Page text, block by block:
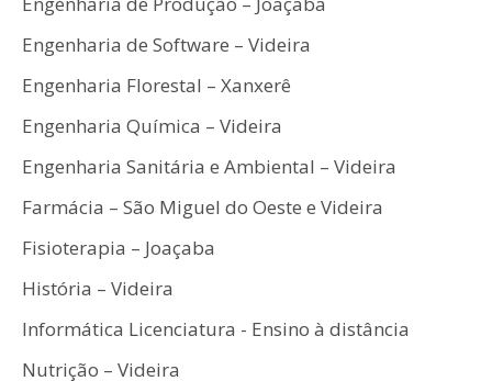
Engenharia de Software – Videira
Engenharia Florestal – Xanxerê
Engenharia Química – Videira
Engenharia Sanitária e Ambiental – Videira
Farmácia – São Miguel do Oeste e Videira
Fisioterapia – Joaçaba
História – Videira
Informática Licenciatura - Ensino à distância
Nutrição – Videira